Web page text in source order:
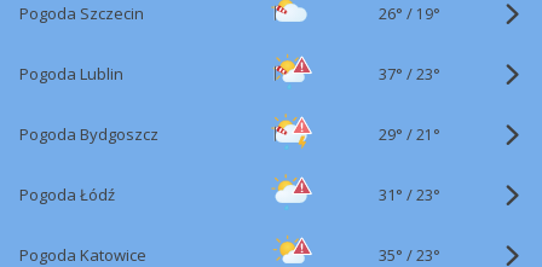
Pogoda Szczecin 26° / 19°
Pogoda Lublin 37° /23°
Pogoda Bydgoszcz 29° /21°
Pogoda Łódź 31° /23°
Pogoda Katowice 35° /23°